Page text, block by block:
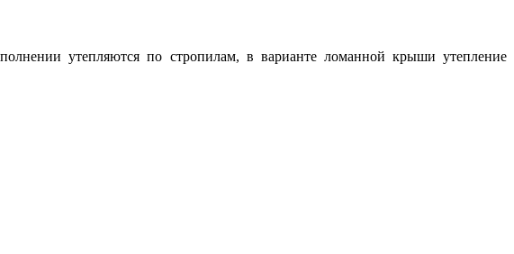
утепляются по стропилам, в варианте ломанной крыши утепление